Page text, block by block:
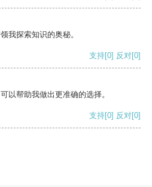
我探索知识的奥秘。
支持[0] 反对[0]
以帮助我做出更准确的选择。
支持[0] 反对[0]